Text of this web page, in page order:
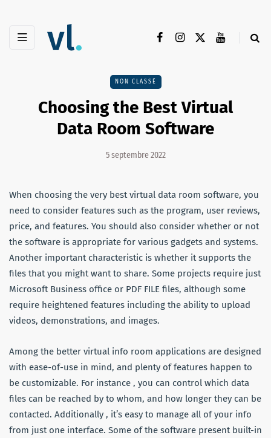
NON CLASSÉ
Choosing the Best Virtual
Data Room Software
5 septembre 2022
When choosing the very best virtual data room software, you
need to consider features such as the program, user reviews,
price, and features. You should also consider whether or not
the software is appropriate for various gadgets and systems.
Another important characteristic is whether it supports the
files that you might want to share. Some projects require just
Microsoft Business office or PDF FILE files, although some
require heightened features including the ability to upload
videos, demonstrations, and images.
Among the better virtual info room applications are designed
with ease-of-use in mind, and plenty of features happen to
be customizable. For instance , you can control which data
files can be reached by to whom, and how longer they can be
contacted. Additionally , it’s easy to manage all of your info
from just one interface. Some of the software present built-in